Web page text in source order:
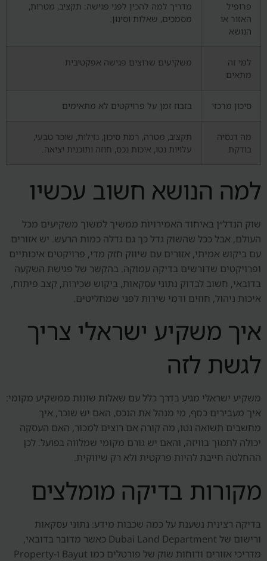
פרופיל
האזור או
הנושא
מדריך למה להכין לפני פגישה: תקציב, מטרות,
מסמכים, שאלות וסינון.
למי זה
מתאים
משקיעים שרוצים פגישה אפקטיבית
סיכון מרכזי בזבוז זמן על פרויקטים לא מתאימים
מה דנסיה
בודקת
תקציב, מטרה, רמת סיכון, נזילות, שוכר טבעי,
עלויות נטו, איכות נכס, חוזה ותוכנית יציאה.
למה הנושא חשוב עכשיו
שוק הנדל״ן באיחוד האמירויות ממשיך למשוך משקיעים מכל
העולם, אבל ככל שהשוק גדל כך גם גדלה כמות הרעש. יש אזורים
עם ביקוש אמיתי, אזורים עם שיווק חזק מדי, פרויקטים איכותיים
ופרויקטים שדורשים בדיקה עמוקה. בהקשר של פגישת השקעה
בדובאי, חשוב לבדוק נתוני עסקאות, ביקוש שכירות, קצב פיתוח,
איכות ניהול, חוזים ודמי שירות לפני שמחליטים.
איך משקיע ישראלי צריך
לגשת לזה
משקיע ישראלי מגיע בדרך כלל עם שאלות שונות ממשקיע מקומי:
איך מעבירים כסף, מי מנהל את הנכס, האם יש שוכר, איך
מחשבים תשואה נטו, מה קורה אם רוצים למכור, האם העסקה
יכולה לתמוך בוויזה, והאם יש גורם מקומי שמלווה בפועל. לכן
ההחלטה חייבת להיות פרקטית ולא רק שיווקית.
מקורות בדיקה מומלצים
בדיקה רצינית נשענת על כמה שכבות מידע: נתוני עסקאות
ורישום של Dubai Land Department כאשר מדובר בדובאי,
מדריכי אזורים ודוחות שוק של פורטלים כמו Bayut ו-Property